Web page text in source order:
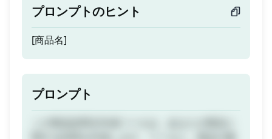
プロンプトのヒント
[商品名]
プロンプト